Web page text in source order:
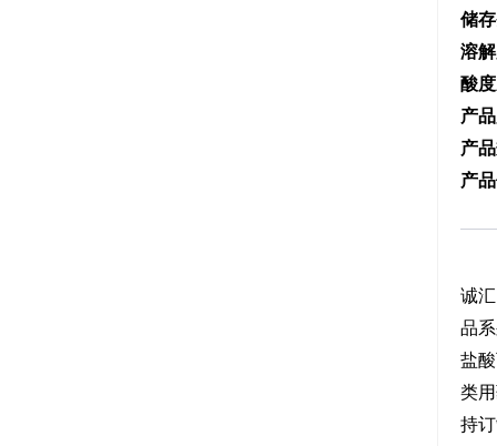
储
溶
酸
产
产
产
诚
品
盐
类
持